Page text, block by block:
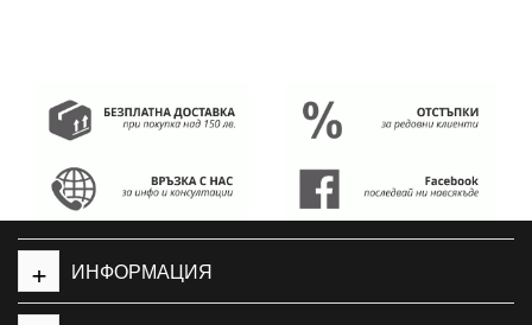
ИНФОРМАЦИЯ
+